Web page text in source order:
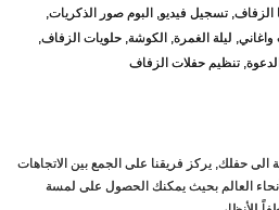
الزفاف, تسجيل فيديو, البوم صور الذكريات,
ليلة الغمرة, الكوشة, حلويات الزفاف,
تنظيم حفلات الزفاف
الى حفلك, يركز فريقنا على الجمع بين الاتجاهات
أنحاء العالم بحيث يمكنك الحصول على لمسة